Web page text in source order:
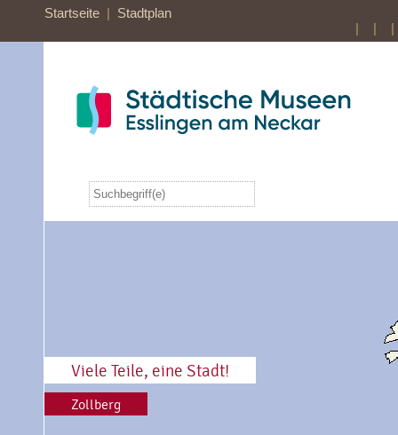
Startseite
Stadtplan
Zollberg
Viele Teile, eine Stadt!